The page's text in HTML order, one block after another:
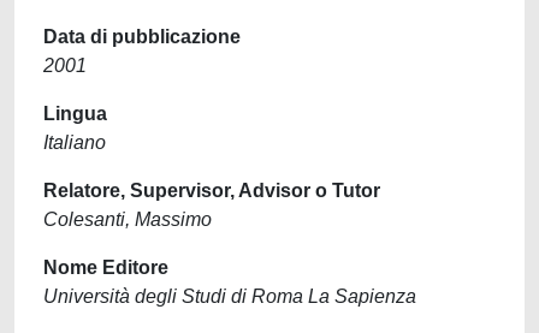
Data di pubblicazione
2001
Lingua
Italiano
Relatore, Supervisor, Advisor o Tutor
Colesanti, Massimo
Nome Editore
Università degli Studi di Roma La Sapienza